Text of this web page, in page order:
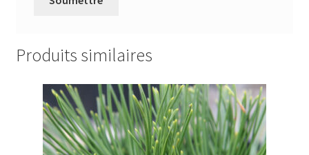
Produits similaires